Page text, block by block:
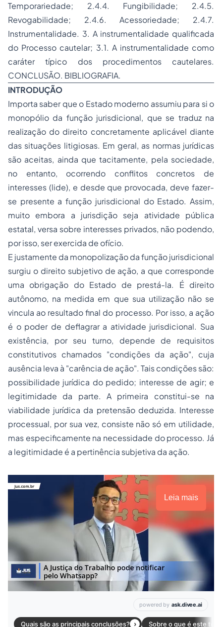
Temporariedade; 2.4.4. Fungibilidade; 2.4.5.
Revogabilidade; 2.4.6. Acessoriedade; 2.4.7.
Instrumentalidade. 3. A instrumentalidade qualificada
do Processo cautelar; 3.1. A instrumentalidade como
caráter típico dos procedimentos cautelares.
CONCLUSÃO. BIBLIOGRAFIA.
INTRODUÇÃO
Importa saber que o Estado moderno assumiu para si o
monopólio da função jurisdicional, que se traduz na
realização do direito concretamente aplicável diante
das situações litigiosas. Em geral, as normas jurídicas
são aceitas, ainda que tacitamente, pela sociedade,
no entanto, ocorrendo conflitos concretos de
interesses (lide), e desde que provocada, deve fazer-
se presente a função jurisdicional do Estado. Assim,
muito embora a jurisdição seja atividade pública
estatal, versa sobre interesses privados, não podendo,
por isso, ser exercida de ofício.
E justamente da monopolização da função jurisdicional
surgiu o direito subjetivo de ação, a que corresponde
uma obrigação do Estado de prestá-la. É direito
autônomo, na medida em que sua utilização não se
vincula ao resultado final do processo. Por isso, a ação
é o poder de deflagrar a atividade jurisdicional. Sua
existência, por seu turno, depende de requisitos
constitutivos chamados "condições da ação", cuja
ausência leva à "carência de ação". Tais condições são:
possibilidade jurídica do pedido; interesse de agir; e
legitimidade da parte. A primeira constitui-se na
viabilidade jurídica da pretensão deduzida. Interesse
processual, por sua vez, consiste não só em utilidade,
mas especificamente na necessidade do processo. Já
a legitimidade é a pertinência subjetiva da ação.
Leia mais